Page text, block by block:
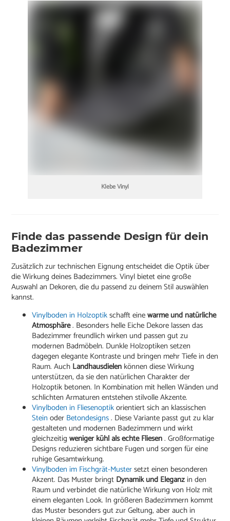
Klebe Vinyl
Finde das passende Design für dein
Badezimmer
Zusätzlich zur technischen Eignung entscheidet die Optik über
die Wirkung deines Badezimmers. Vinyl bietet eine große
Auswahl an Dekoren, die du passend zu deinem Stil auswählen
kannst.
Vinylboden in Holzoptikschafft einewarme und natürliche
Atmosphäre. Besonders helle Eiche Dekore lassen das
Badezimmer freundlich wirken und passen gut zu
modernen Badmöbeln. Dunkle Holzoptiken setzen
dagegen elegante Kontraste und bringen mehr Tiefe in den
Raum. Auch Landhausdielen können diese Wirkung
unterstützen, da sie den natürlichen Charakter der
Holzoptik betonen. In Kombination mit hellen Wänden und
schlichten Armaturen entstehen stilvolle Akzente.
Vinylboden in Fliesenoptikorientiert sich an klassischen
Stein oder Betondesigns. Diese Variante passt gut zu klar
gestalteten und modernen Badezimmern und wirkt
gleichzeitigweniger kühl als echte Fliesen. Großformatige
Designs reduzieren sichtbare Fugen und sorgen für eine
ruhige Gesamtwirkung.
Vinylboden im Fischgrät-Mustersetzt einen besonderen
Akzent. Das Muster bringt Dynamik und Eleganzin den
Raum und verbindet die natürliche Wirkung von Holz mit
einem eleganten Look. In größeren Badezimmern kommt
das Muster besonders gut zur Geltung, aber auch in